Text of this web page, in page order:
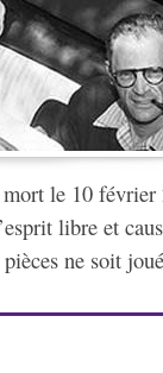
le 10 février
libre et
ne soit